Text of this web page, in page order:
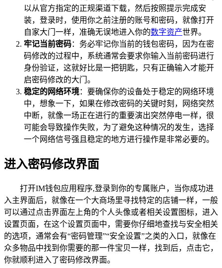
以从官方指定的正规渠道下载，然后按照提示完成安
装，登录时，使用你之前注册的账号和密码，就像打开
自家大门一样，准确无误地进入你的数字资产世界。
牢记当前密码：务必牢记你当前的钱包密码，因为在密
码修改的过程中，系统通常会要求你输入当前密码进行
身份验证，这就好比是一把钥匙，只有正确输入才能开
启密码修改的大门。
稳定的网络环境：要确保你的设备处于稳定的网络环境
中，想象一下，如果在修改密码的关键时刻，网络突然
中断，就像一场正在进行的重要演出突然停电一样，很
可能会导致操作失败，为了避免这种情况的发生，选择
一个网络信号强且稳定的地方进行操作是非常必要的。
进入密码修改界面
打开IM钱包应用程序,登录到你的专属账户，当你成功进
入主界面后，就像在一个大商场里寻找特定的店铺一样，一般
可以通过点击界面左上角的个人头像或者相关设置图标，进入
设置页面，在这个设置页面中，需要你仔细地查找与安全相关
的选项，通常会有“密码管理”“安全设置”之类的入口，就像在
众多物品中找到你需要的那一件宝贝一样，找到后，点击它，
你就顺利进入了密码修改界面。